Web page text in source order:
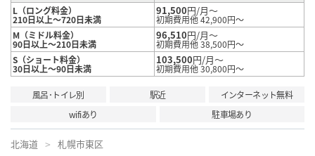
L（ロング料金）
210日以上～720日未満
91,500円/月～
初期費用他 42,900円～
M（ミドル料金）
90日以上～210日未満
96,510円/月～
初期費用他 38,500円～
S（ショート料金）
30日以上～90日未満
103,500円/月～
初期費用他 30,800円～
風呂･トイレ別 駅近
インターネット無料
wifiあり
駐車場あり
北海道 札幌市東区